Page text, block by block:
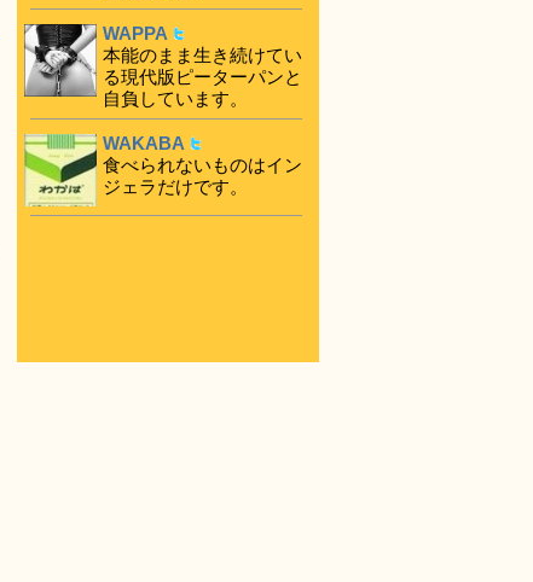
WAPPA
本能のまま生き続けてい
る現代版ピーターパンと
自負しています。
WAKABA
食べられないものはイン
ジェラだけです。